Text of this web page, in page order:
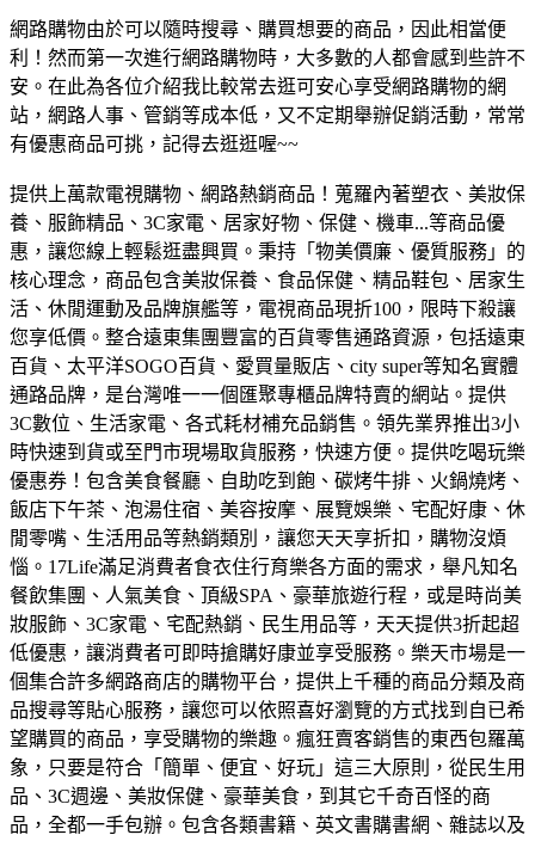
網路購物由於可以隨時搜尋、購買想要的商品，因此相當便
利！然而第一次進行網路購物時，大多數的人都會感到些許不
安。在此為各位介紹我比較常去逛可安心享受網路購物的網
站，網路人事、管銷等成本低，又不定期舉辦促銷活動，常常
有優惠商品可挑，記得去逛逛喔~~
提供上萬款電視購物、網路熱銷商品！蒐羅內著塑衣、美妝保
養、服飾精品、3C家電、居家好物、保健、機車...等商品優
惠，讓您線上輕鬆逛盡興買。 秉持「物美價廉、優質服務」的
核心理念，商品包含美妝保養、食品保健、精品鞋包、居家生
活、休閒運動及品牌旗艦等，電視商品現折100，限時下殺讓
您享低價。 整合遠東集團豐富的百貨零售通路資源，包括遠東
百貨、太平洋SOGO百貨、愛買量販店、city super等知名實體
通路品牌，是台灣唯一一個匯聚專櫃品牌特賣的網站。 提供
3C數位、生活家電、各式耗材補充品銷售。領先業界推出3小
時快速到貨或至門市現場取貨服務，快速方便。 提供吃喝玩樂
優惠券！包含美食餐廳、自助吃到飽、碳烤牛排、火鍋燒烤、
飯店下午茶、泡湯住宿、美容按摩、展覽娛樂、宅配好康、休
閒零嘴、生活用品等熱銷類別，讓您天天享折扣，購物沒煩
惱。 17Life滿足消費者食衣住行育樂各方面的需求，舉凡知名
餐飲集團、人氣美食、頂級SPA、豪華旅遊行程，或是時尚美
妝服飾、3C家電、宅配熱銷、民生用品等，天天提供3折起超
低優惠，讓消費者可即時搶購好康並享受服務。 樂天市場是一
個集合許多網路商店的購物平台，提供上千種的商品分類及商
品搜尋等貼心服務，讓您可以依照喜好瀏覽的方式找到自已希
望購買的商品，享受購物的樂趣。 瘋狂賣客銷售的東西包羅萬
象，只要是符合「簡單、便宜、好玩」這三大原則，從民生用
品、3C週邊、美妝保健、豪華美食，到其它千奇百怪的商
品，全都一手包辦。 包含各類書籍、英文書購書網、雜誌以及